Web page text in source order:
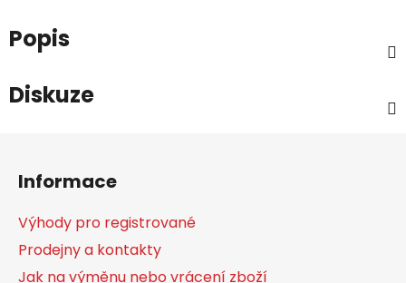
Popis
Diskuze
Informace
Výhody pro registrované
Prodejny a kontakty
Jak na výměnu nebo vrácení zboží